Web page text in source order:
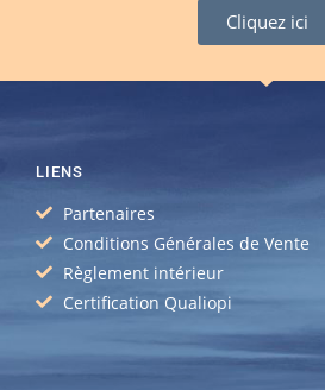
Cliquez ici
LIENS
Partenaires
Conditions Générales de Vente
Règlement intérieur
Certification Qualiopi